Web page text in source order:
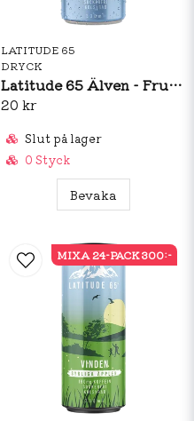
LATITUDE 65
DRYCK
Latitude 65 Älven - Fruktsoda 330ml
20 kr
Slut på lager
0 Styck
Bevaka
MIXA 24-PACK 300:-